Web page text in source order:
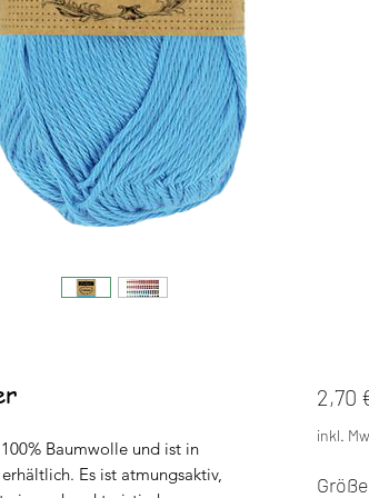
Baumwolle und ist in
Es ist atmungsaktiv,
2,70
inkl.
Größe